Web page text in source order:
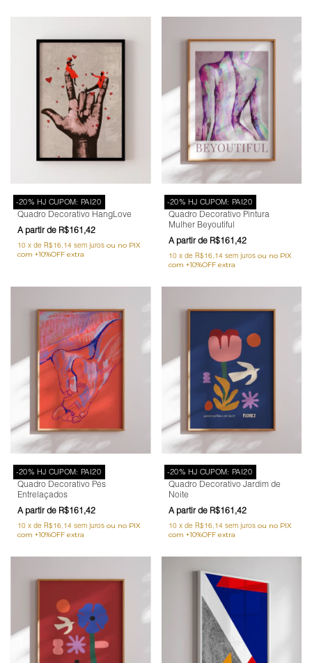
-20% HJ CUPOM: PAI20
Quadro Decorativo HangLove
R$161,42
10 x de R$16,14 sem juros
-20% HJ CUPOM: PAI20
Quadro Decorativo Pintura
Mulher Beyoutiful
R$161,42
10 x de R$16,14 sem juros
-20% HJ CUPOM: PAI20
Quadro Decorativo Pés
Entrelaçados
R$161,42
10 x de R$16,14 sem juros
-20% HJ CUPOM: PAI20
Quadro Decorativo Jardim de
Noite
R$161,42
10 x de R$16,14 sem juros